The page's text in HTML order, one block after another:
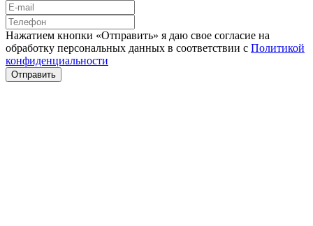
Нажатием кнопки «Отправить» я даю свое согласие на
обработку персональных данных в соответствии с Политикой
конфиденциальности
Отправить